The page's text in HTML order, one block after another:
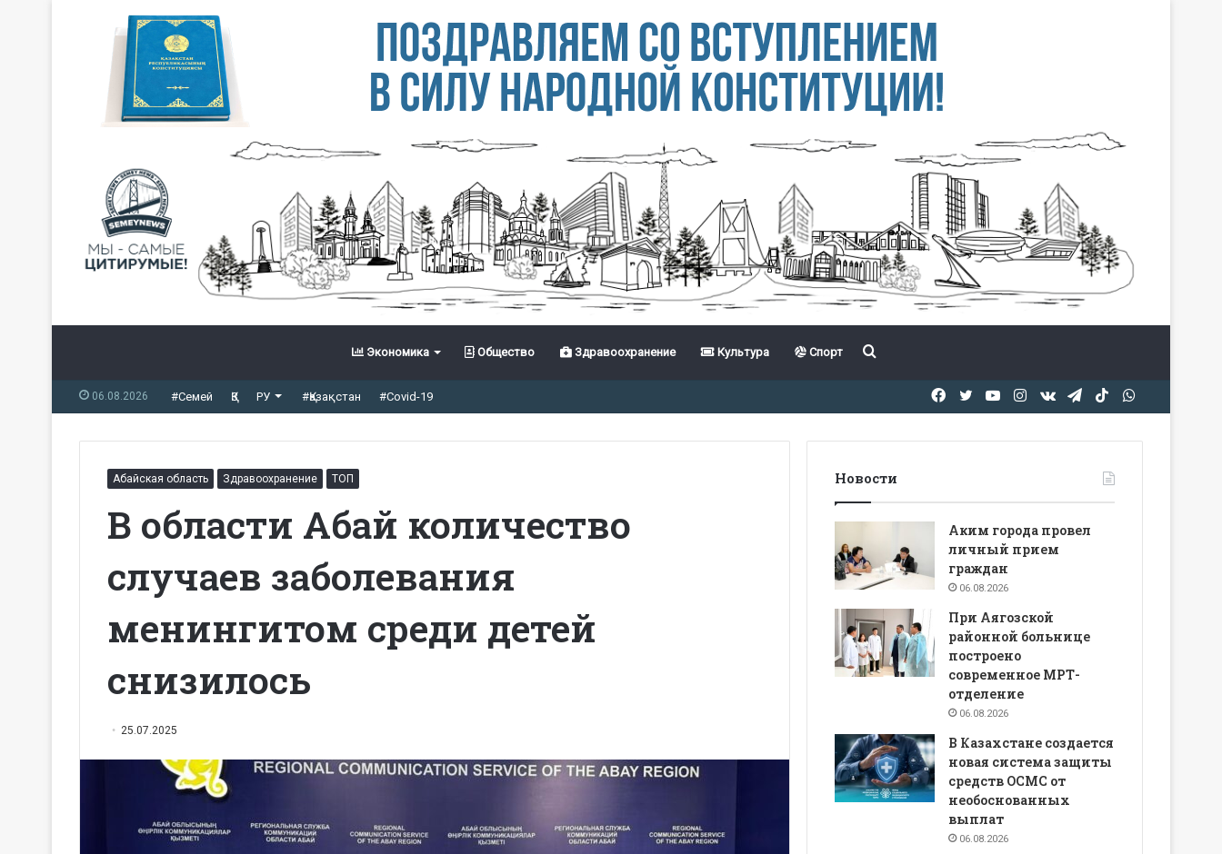
Экономика Общество Здравоохранение Культура Спорт Іздеу
06.08.2026 #Семей ҚЗ РУ #Қазақстан #Covid-19 TikTok
Telegram
vk.com
Instagram
YouTube
Twitter
Facebook
Абайская область Здравоохранение ТОП
В области Абай количество
случаев заболевания
менингитом среди детей
снизилось
25.07.2025
Новости
Аким города провел
личный прием
граждан
06.08.2026
При Аягозской
районной больнице
построено
современное МРТ-
отделение
06.08.2026
В Казахстане создается
новая система защиты
средств ОСМС от
необоснованных
выплат
06.08.2026